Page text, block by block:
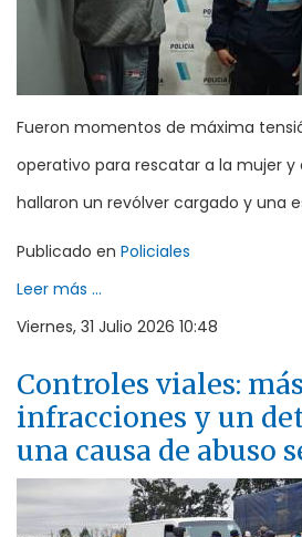
Fueron momentos de máxima
operativo para rescatar a la mujer y
hallaron un revólver cargado y una
Publicado en Policiales
Leer más ...
Viernes, 31 Julio 2026 10:48
Controles viales:
infracciones y un
una causa de abuso